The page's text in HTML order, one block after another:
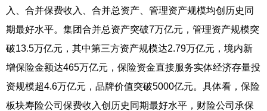
入、合并保费收入、合并总资产、管理资产规模均创历史同
期最好水平。集团合并总资产突破7万亿元，管理资产规模突
破13.5万亿元，其中第三方资产规模达2.79万亿元，境内新
增保险金额达465万亿元，保险资金直接服务实体经济存量投
资规模超4.6万亿元，品牌价值突破5000亿元。具体看，保险
板块寿险公司保费收入创历史同期最好水平，财险公司承保